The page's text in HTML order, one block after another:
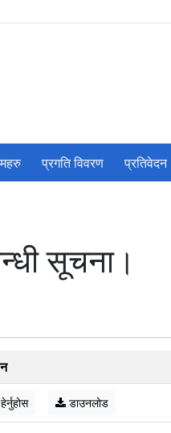
प्रगति विवरण प्रतिवेदन
सूचना।
डाउनलोड